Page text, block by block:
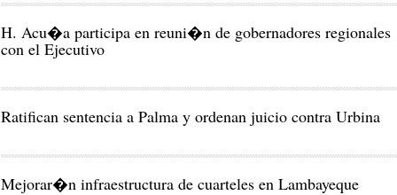
H. Acu�a participa en reuni�n de gobernadores regionales
con el Ejecutivo
Ratifican sentencia a Palma y ordenan juicio contra Urbina
Mejorar�n infraestructura de cuarteles en Lambayeque